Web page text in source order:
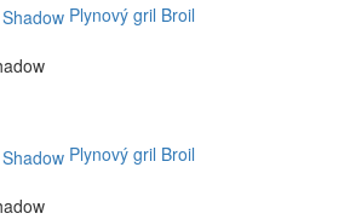
Plynový gril Broil
Plynový gril Broil